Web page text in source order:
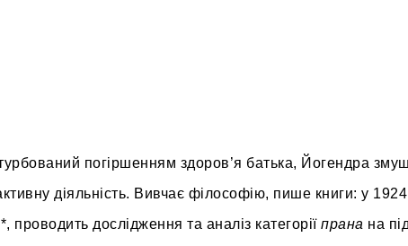
погіршенням здоров’я батька, Йогендра
діяльність. Вивчає філософію, пише книги: у
проводить дослідження та аналіз категорії прана на